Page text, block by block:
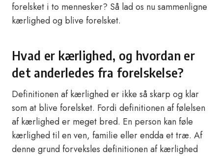
forelsket i to mennesker? Så lad os nu sammenligne
kærlighed og blive forelsket.
Hvad er kærlighed, og hvordan er
det anderledes fra forelskelse?
Definitionen af kærlighed er ikke så skarp og klar
som at blive forelsket. Fordi definitionen af følelsen
af kærlighed er meget bred. En person kan føle
kærlighed til en ven, familie eller endda et træ. Af
denne grund forveksles definitionen af kærlighed